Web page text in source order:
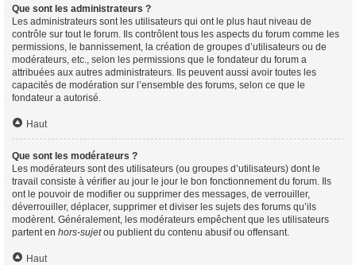
Que sont les administrateurs ?
Les administrateurs sont les utilisateurs qui ont le plus haut niveau de
contrôle sur tout le forum. Ils contrôlent tous les aspects du forum comme les
permissions, le bannissement, la création de groupes d’utilisateurs ou de
modérateurs, etc., selon les permissions que le fondateur du forum a
attribuées aux autres administrateurs. Ils peuvent aussi avoir toutes les
capacités de modération sur l’ensemble des forums, selon ce que le
fondateur a autorisé.
Haut
Que sont les modérateurs ?
Les modérateurs sont des utilisateurs (ou groupes d’utilisateurs) dont le
travail consiste à vérifier au jour le jour le bon fonctionnement du forum. Ils
ont le pouvoir de modifier ou supprimer des messages, de verrouiller,
déverrouiller, déplacer, supprimer et diviser les sujets des forums qu’ils
modèrent. Généralement, les modérateurs empêchent que les utilisateurs
partent en hors-sujetou publient du contenu abusif ou offensant.
Haut